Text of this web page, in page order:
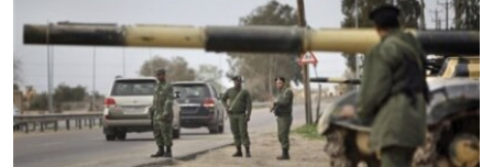
SLOBODA MEDIJA
ŽENSKA STRANA
IZBJEGLIČKA STRANA
MAGAZIN